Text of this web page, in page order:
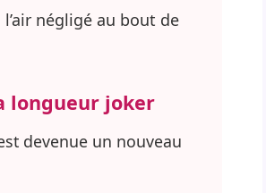
négligé au bout de
longueur joker
devenue un nouveau